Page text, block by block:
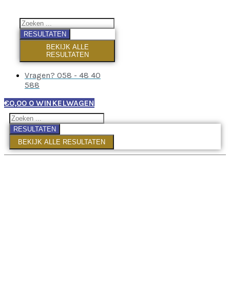
RESULTATEN
BEKIJK ALLE
RESULTATEN
Vragen? 058 - 48 40
588
€0,00 0 WINKELWAGEN
RESULTATEN
BEKIJK ALLE RESULTATEN